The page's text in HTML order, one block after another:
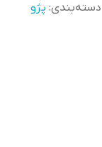
دسته‌بندی: پژو